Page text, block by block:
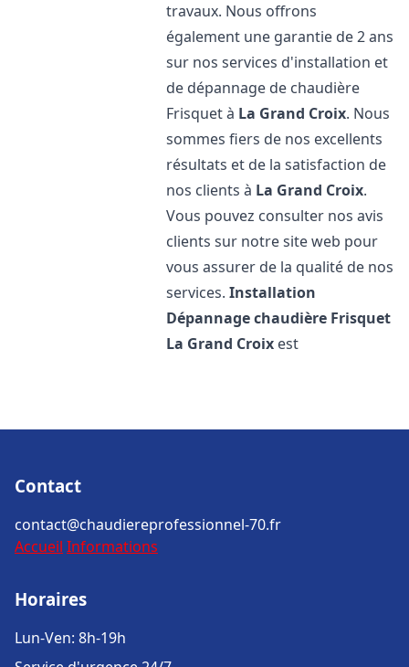
travaux. Nous offrons
également une garantie de 2 ans
sur nos services d'installation et
de dépannage de chaudière
Frisquet à La Grand Croix. Nous
sommes fiers de nos excellents
résultats et de la satisfaction de
nos clients à La Grand Croix.
Vous pouvez consulter nos avis
clients sur notre site web pour
vous assurer de la qualité de nos
services.Installation
Dépannage chaudière Frisquet
La Grand Croix est
Contact
contact@chaudiereprofessionnel-70.fr
Accueil Informations
Horaires
Lun-Ven: 8h-19h